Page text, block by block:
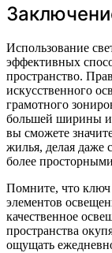
Использование
эффективных
пространство.
искусственного
грамотного
большей ширины и
вы сможете
жилья, делая
более
Помните, что ключ
элементов
качественное
пространства
ощущать